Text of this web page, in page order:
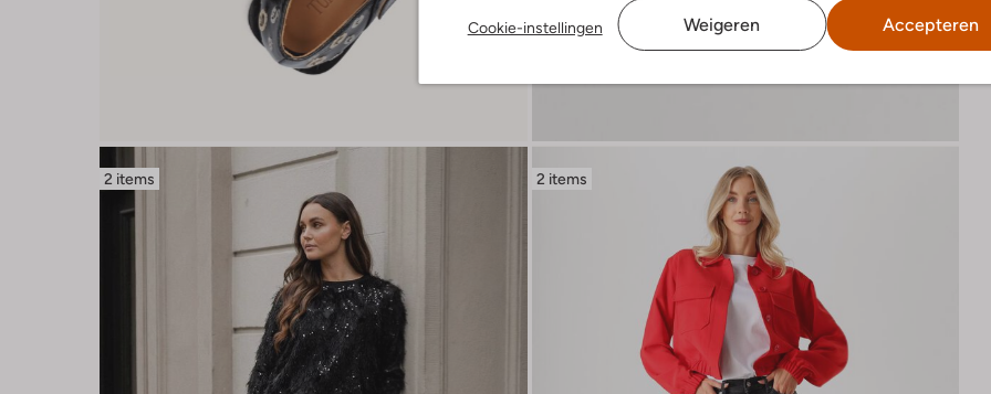
Cookie-instellingen Weigeren Accepteren
2 items 2 items